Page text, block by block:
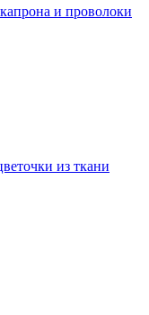
и проволоки
из ткани